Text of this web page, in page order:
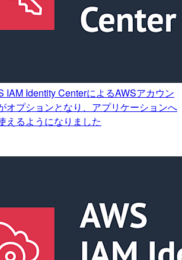
IAM Identity CenterによるAWSアカウン
オプションとなり、アプリケーションへ
えるようになりました